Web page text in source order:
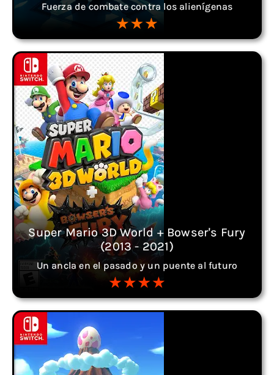
Fuerza de combate contra los alienígenas
Super Mario 3D World + Bowser's Fury
(2013 - 2021)
Un ancla en el pasado y un puente al futuro